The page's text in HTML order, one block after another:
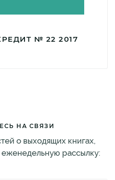
№ 22 2017
НА СВЯЗИ
о выходящих книгах,
рассылку: